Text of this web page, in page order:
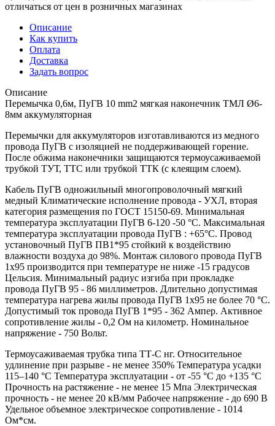
отличаться от цен в розничных магазинах
Описание
Как купить
Оплата
Доставка
Задать вопрос
Описание
Перемычка 0,6м, ПуГВ 10 mm2 мягкая наконечник ТМЛ Ø6-
8мм аккумуляторная
Перемычки для аккумуляторов изготавливаются из медного
провода ПуГВ с изоляцией не поддерживающей горение.
После обжима наконечники защищаются термоусаживаемой
трубкой ТУТ, ТТС или трубкой ТТК (с клеящим слоем).
Кабель ПуГВ одножильный многопроволочный мягкий
медный Климатические исполнение провода - УХЛ, вторая
категория размещения по ГОСТ 15150-69. Минимальная
температура эксплуатации ПуГВ 6-120 -50 °С. Максимальная
температура эксплуатации провода ПуГВ : +65°С. Провод
установочный ПуГВ ПВ1*95 стойкий к воздействию
влажности воздуха до 98%. Монтаж силового провода ПуГВ
1х95 производится при температуре не ниже -15 градусов
Цельсия. Минимальный радиус изгиба при прокладке
провода ПуГВ 95 - 86 миллиметров. Длительно допустимая
температура нагрева жилы провода ПуГВ 1х95 не более 70 °С.
Допустимый ток провода ПуГВ 1*95 - 362 Ампер. Активное
сопротивление жилы - 0,2 Ом на километр. Номинальное
напряжение - 750 Вольт.
Термоусаживаемая трубка типа ТТ-С нг. Относительное
удлинение при разрыве - не менее 350% Температура усадки
115–140 °C Температура эксплуатации - от -55 °C до +135 °C
Прочность на растяжение - не менее 15 Мпа Электрическая
прочность - не менее 20 кВ/мм Рабочее напряжение - до 690 В
Удельное объемное электрическое сопротивление - 1014
Ом*см.